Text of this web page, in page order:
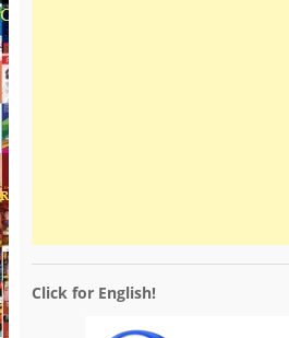
Click for English!